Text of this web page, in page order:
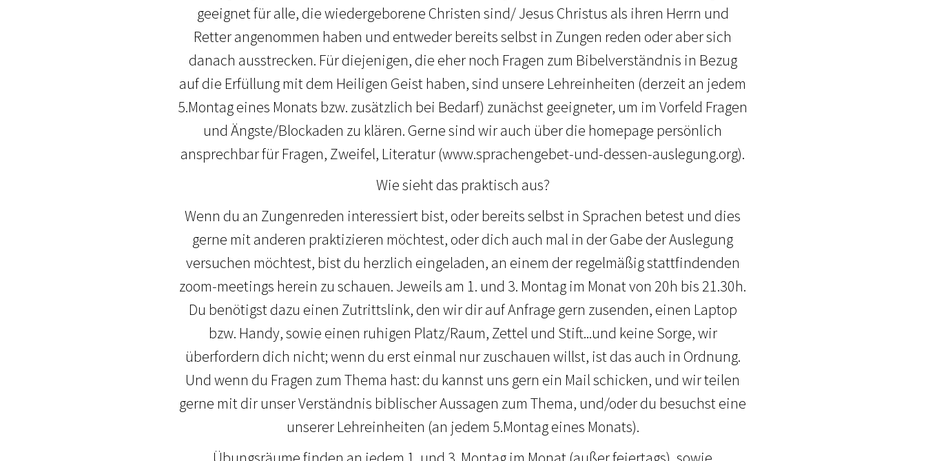
geeignet für alle, die wiedergeborene Christen sind/ Jesus Christus als ihren Herrn und
Retter angenommen haben und entweder bereits selbst in Zungen reden oder aber sich
danach ausstrecken. Für diejenigen, die eher noch Fragen zum Bibelverständnis in Bezug
auf die Erfüllung mit dem Heiligen Geist haben, sind unsere Lehreinheiten (derzeit an jedem
5.Montag eines Monats bzw. zusätzlich bei Bedarf) zunächst geeigneter, um im Vorfeld Fragen
und Ängste/Blockaden zu klären. Gerne sind wir auch über die homepage persönlich
ansprechbar für Fragen, Zweifel, Literatur (www.sprachengebet-und-dessen-auslegung.org).
Wie sieht das praktisch aus?
Wenn du an Zungenreden interessiert bist, oder bereits selbst in Sprachen betest und dies
gerne mit anderen praktizieren möchtest, oder dich auch mal in der Gabe der Auslegung
versuchen möchtest, bist du herzlich eingeladen, an einem der regelmäßig stattfindenden
zoom-meetings herein zu schauen. Jeweils am 1. und 3. Montag im Monat von 20h bis 21.30h.
Du benötigst dazu einen Zutrittslink, den wir dir auf Anfrage gern zusenden, einen Laptop
bzw. Handy, sowie einen ruhigen Platz/Raum, Zettel und Stift...und keine Sorge, wir
überfordern dich nicht; wenn du erst einmal nur zuschauen willst, ist das auch in Ordnung.
Und wenn du Fragen zum Thema hast: du kannst uns gern ein Mail schicken, und wir teilen
gerne mit dir unser Verständnis biblischer Aussagen zum Thema, und/oder du besuchst eine
unserer Lehreinheiten (an jedem 5.Montag eines Monats).